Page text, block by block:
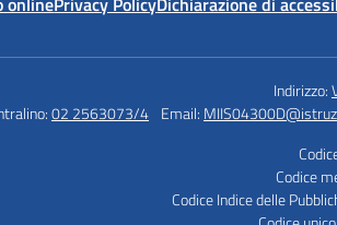
Indirizzo:
02 2563073/4 Email:
Codice
Codice Indice delle